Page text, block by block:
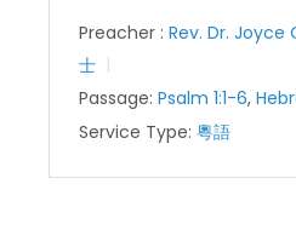
Preacher : Rev. Dr. Joyce
士
Passage: Psalm 1:1-6,
Service Type: 粵語